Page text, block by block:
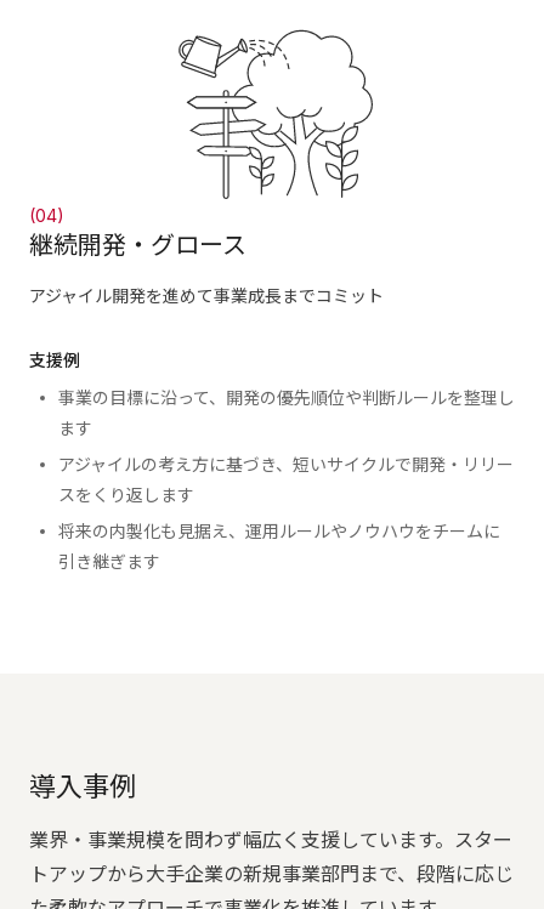
(04)
継続開発・グロース
アジャイル開発を進めて事業成長までコミット
支援例
事業の目標に沿って、開発の優先順位や判断ルールを整理し
ます
アジャイルの考え方に基づき、短いサイクルで開発・リリー
スをくり返します
将来の内製化も見据え、運用ルールやノウハウをチームに
引き継ぎます
導入事例
業界・事業規模を問わず幅広く支援しています。スター
トアップから大手企業の新規事業部門まで、段階に応じ